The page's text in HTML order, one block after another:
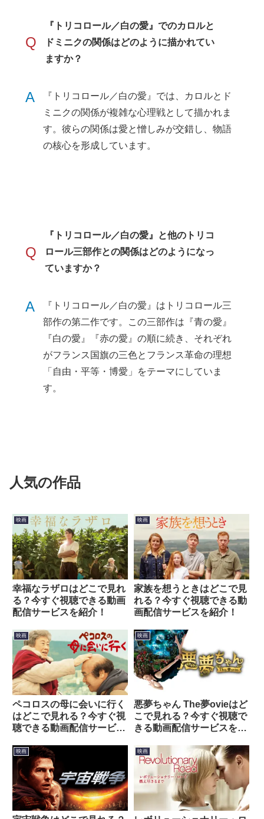
Q
『トリコロール／白の愛』でのカロルと
ドミニクの関係はどのように描かれてい
ますか？
A
『トリコロール／白の愛』では、カロルとド
ミニクの関係が複雑な心理戦として描かれま
す。彼らの関係は愛と憎しみが交錯し、物語
の核心を形成しています。
Q
『トリコロール／白の愛』と他のトリコ
ロール三部作との関係はどのようになっ
ていますか？
A
『トリコロール／白の愛』はトリコロール三
部作の第二作です。この三部作は『青の愛』
『白の愛』『赤の愛』の順に続き、それぞれ
がフランス国旗の三色とフランス革命の理想
「自由・平等・博愛」をテーマにしていま
す。
人気の作品
映画
幸福なラザロはどこで見れ
る？今すぐ視聴できる動画
配信サービスを紹介！
映画
家族を想うときはどこで見
れる？今すぐ視聴できる動
画配信サービスを紹介！
映画
ペコロスの母に会いに行く
はどこで見れる？今すぐ視
聴できる動画配信サービス
映画
悪夢ちゃん The夢ovieはど
こで見れる？今すぐ視聴で
きる動画配信サービスを紹
映画 映画